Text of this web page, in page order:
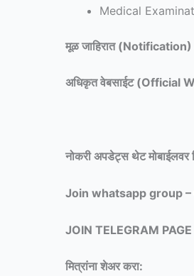
Medical
मूळ जाहिरात
अधिकृत वेबसाईट (Official
नोकरी अपडेट्स थेट मोबाईलवर
Join whatsapp group –
JOIN TELEGRAM
मित्रांना शेअर करा: